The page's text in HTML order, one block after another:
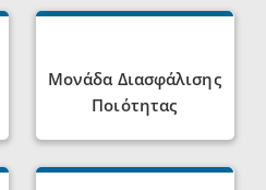
Μονάδα Διασφάλισης
Ποιότητας